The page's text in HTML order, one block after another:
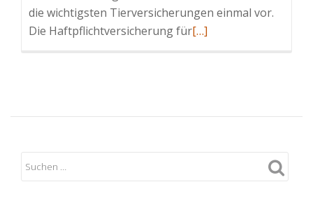
die wichtigsten Tierversicherungen einmal vor.
Die Haftpflichtversicherung fürRead
für
Haustier
[…]